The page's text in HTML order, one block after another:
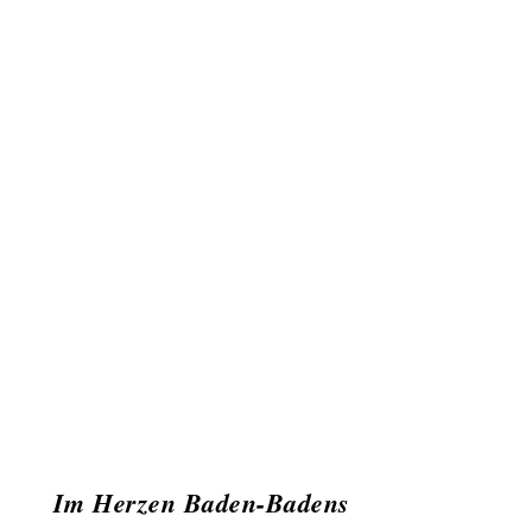
Im Herzen Baden-Badens